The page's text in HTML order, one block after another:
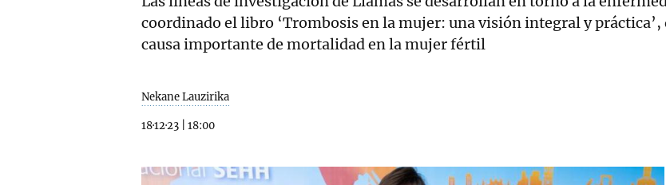
coordinado el libro ‘Trombosis en la mujer: una visión integral y
causa importante de mortalidad en la mujer fértil
Nekane Lauzirika
18·12·23 18:00